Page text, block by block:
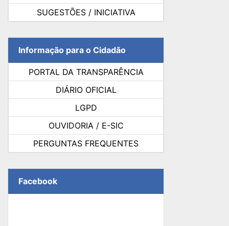
SUGESTÕES / INICIATIVA
Informação para o Cidadão
PORTAL DA TRANSPARÊNCIA
DIÁRIO OFICIAL
LGPD
OUVIDORIA / E-SIC
PERGUNTAS FREQUENTES
Facebook